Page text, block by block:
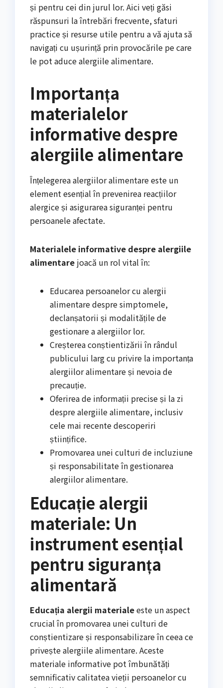
și pentru cei din jurul lor. Aici veți găsi
răspunsuri la întrebări frecvente, sfaturi
practice și resurse utile pentru a vă ajuta să
navigați cu ușurință prin provocările pe care
le pot aduce alergiile alimentare.
Importanța
materialelor
informative despre
alergiile alimentare
Înțelegerea alergiilor alimentare este un
element esențial în prevenirea reacțiilor
alergice și asigurarea siguranței pentru
persoanele afectate.
Materialele informative despre alergiile
alimentare joacă un rol vital în:
Educarea persoanelor cu alergii
alimentare despre simptomele,
declanșatorii și modalitățile de
gestionare a alergiilor lor.
Creșterea conștientizării în rândul
publicului larg cu privire la importanța
alergiilor alimentare și nevoia de
precauție.
Oferirea de informații precise și la zi
despre alergiile alimentare, inclusiv
cele mai recente descoperiri
științifice.
Promovarea unei culturi de incluziune
și responsabilitate în gestionarea
alergiilor alimentare.
Educație alergii
materiale: Un
instrument esențial
pentru siguranța
alimentară
Educația alergii materialeeste un aspect
crucial în promovarea unei culturi de
conștientizare și responsabilizare în ceea ce
privește alergiile alimentare. Aceste
materiale informative pot îmbunătăți
semnificativ calitatea vieții persoanelor cu